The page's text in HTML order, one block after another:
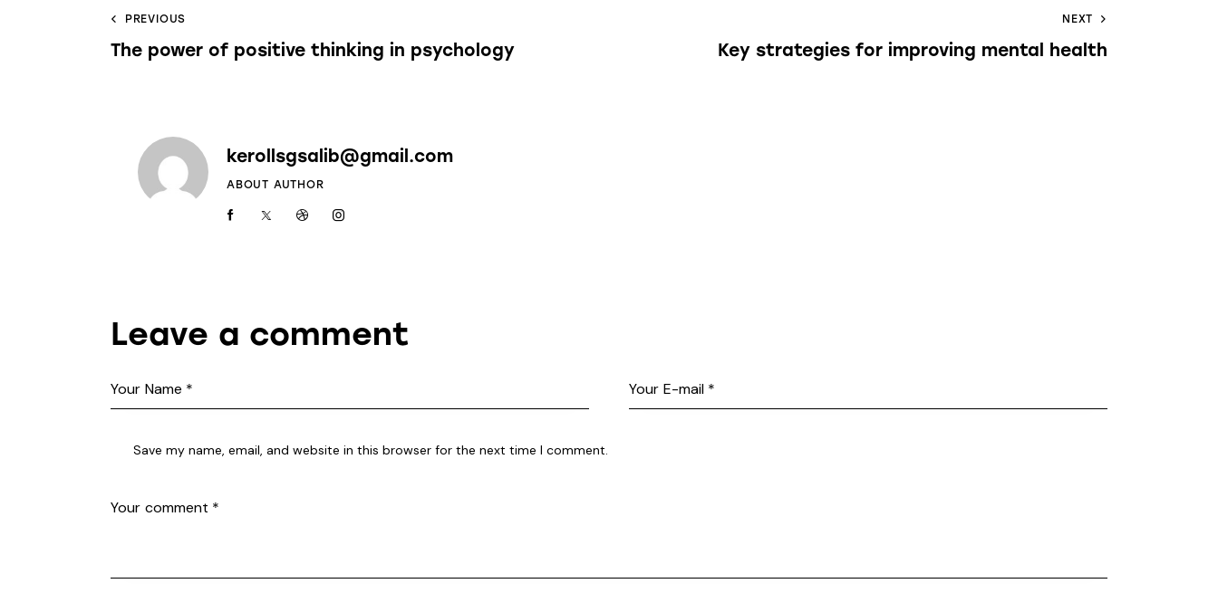
PREVIOUS
The power of positive thinking in psychology
NEXT
Key strategies for improving mental health
kerollsgsalib@gmail.com
ABOUT AUTHOR
Leave a comment
Save my name, email, and website in this browser for the next time I comment.